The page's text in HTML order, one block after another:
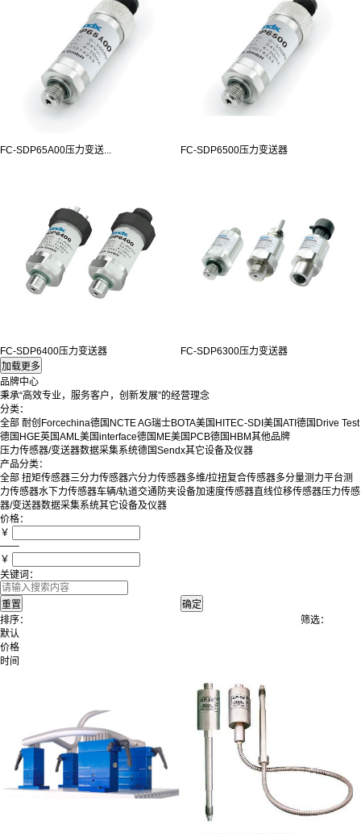
FC-SDP65A00压力变送... FC-SDP6500压力变送器
FC-SDP6400压力变送器 FC-SDP6300压力变送器
品牌中心
秉承“高效专业，服务客户，创新发展”的经营理念
分类：
全部 耐创Forcechina德国NCTE AG瑞士BOTA美国HITEC-SDI 美国ATI 德国Drive Test
德国HGE英国AML美国interface德国ME美国PCB德国HBM其他品牌
压力传感器/变送器数据采集系统德国Sendx其它设备及仪器
产品分类：
全部 扭矩传感器三分力传感器六分力传感器多维/拉扭复合传感器多分量测力平台测
力传感器水下力传感器车辆/轨道交通防夹设备加速度传感器直线位移传感器压力传感
器/变送器数据采集系统其它设备及仪器
价格：
￥
——
￥
关键词：
排序：
默认
价格
时间
筛选：